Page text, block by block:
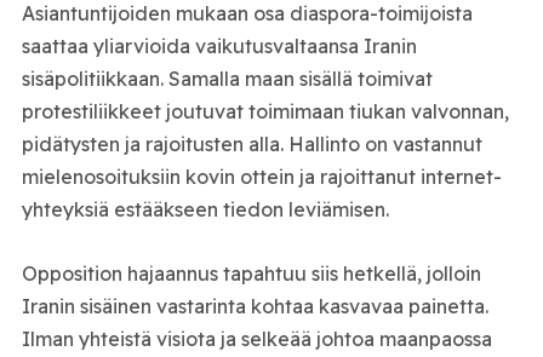
Asiantuntijoiden mukaan osa diaspora-toimijoista
saattaa yliarvioida vaikutusvaltaansa Iranin
sisäpolitiikkaan. Samalla maan sisällä toimivat
protestiliikkeet joutuvat toimimaan tiukan valvonnan,
pidätysten ja rajoitusten alla. Hallinto on vastannut
mielenosoituksiin kovin ottein ja rajoittanut internet-
yhteyksiä estääkseen tiedon leviämisen.
Opposition hajaannus tapahtuu siis hetkellä, jolloin
Iranin sisäinen vastarinta kohtaa kasvavaa painetta.
Ilman yhteistä visiota ja selkeää johtoa maanpaossa